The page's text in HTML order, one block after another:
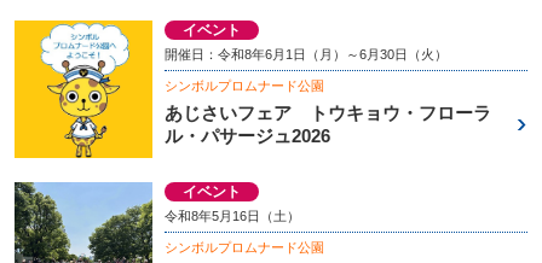
イベント
開催日：令和8年6月1日（月）～6月30日（火）
シンボルプロムナード公園
あじさいフェア トウキョウ・フローラ
ル・パサージュ2026
イベント
令和8年5月16日（土）
シンボルプロムナード公園